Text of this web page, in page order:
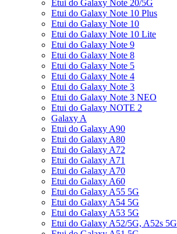
Etui do Galaxy Note 20/5G
Etui do Galaxy Note 10 Plus
Etui do Galaxy Note 10
Etui do Galaxy Note 10 Lite
Etui do Galaxy Note 9
Etui do Galaxy Note 8
Etui do Galaxy Note 5
Etui do Galaxy Note 4
Etui do Galaxy Note 3
Etui do Galaxy Note 3 NEO
Etui do Galaxy NOTE 2
Galaxy A
Etui do Galaxy A90
Etui do Galaxy A80
Etui do Galaxy A72
Etui do Galaxy A71
Etui do Galaxy A70
Etui do Galaxy A60
Etui do Galaxy A55 5G
Etui do Galaxy A54 5G
Etui do Galaxy A53 5G
Etui do Galaxy A52/5G, A52s 5G